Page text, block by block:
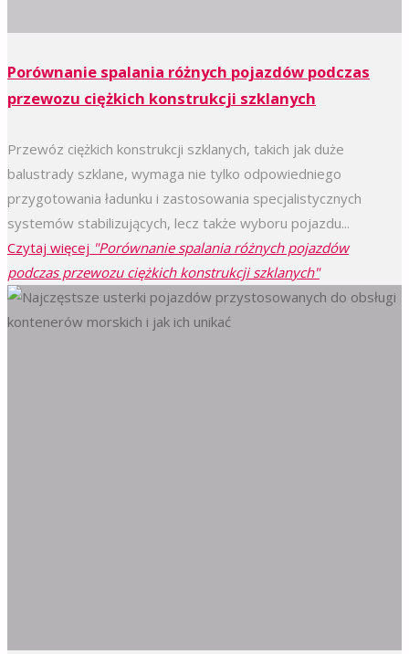
Porównanie spalania różnych pojazdów podczas
przewozu ciężkich konstrukcji szklanych
Przewóz ciężkich konstrukcji szklanych, takich jak duże
balustrady szklane, wymaga nie tylko odpowiedniego
przygotowania ładunku i zastosowania specjalistycznych
systemów stabilizujących, lecz także wyboru pojazdu...
Czytaj więcej "Porównanie spalania różnych pojazdów
podczas przewozu ciężkich konstrukcji szklanych"